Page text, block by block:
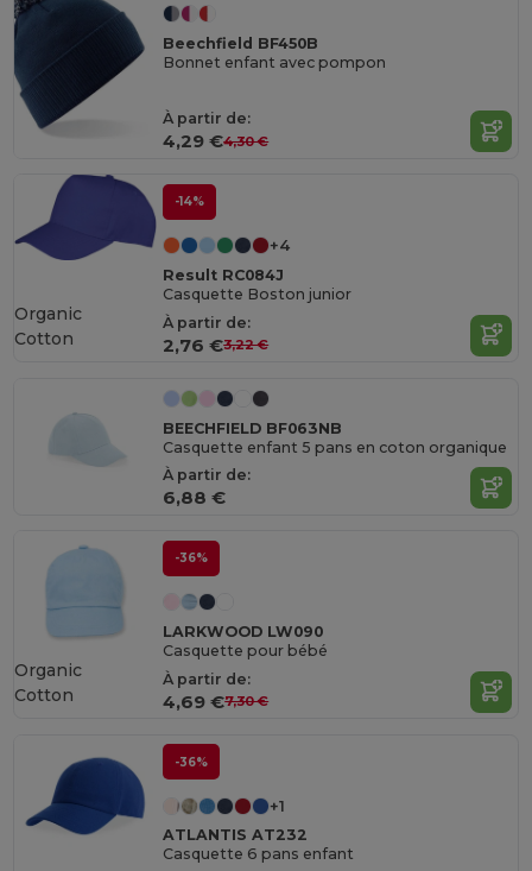
Beechfield BF450B
Bonnet enfant avec pompon
À partir de:
4,29 €4,30 €
-14%
+4
Result RC084J
Casquette Boston junior
À partir de:
2,76 €3,22 €
Organic
Cotton
BEECHFIELD BF063NB
Casquette enfant 5 pans en coton organique
À partir de:
6,88 €
-36%
LARKWOOD LW090
Casquette pour bébé
À partir de:
4,69 €7,30 €
Organic
Cotton
-36%
+1
ATLANTIS AT232
Casquette 6 pans enfant